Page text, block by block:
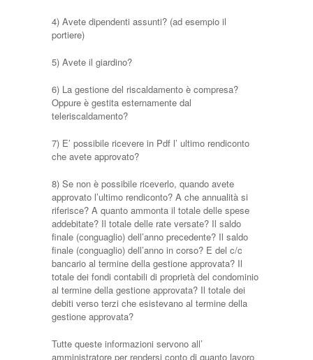
4) Avete dipendenti assunti? (ad esempio il
portiere)
5) Avete il giardino?
6) La gestione del riscaldamento è compresa?
Oppure è gestita esternamente dal
teleriscaldamento?
7) E’ possibile ricevere in Pdf l’ ultimo rendiconto
che avete approvato?
8) Se non è possibile riceverlo, quando avete
approvato l’ultimo rendiconto? A che annualità si
riferisce? A quanto ammonta il totale delle spese
addebitate? Il totale delle rate versate? Il saldo
finale (conguaglio) dell’anno precedente? Il saldo
finale (conguaglio) dell’anno in corso? E del c/c
bancario al termine della gestione approvata? Il
totale dei fondi contabili di proprietà del condominio
al termine della gestione approvata? Il totale dei
debiti verso terzi che esistevano al termine della
gestione approvata?
Tutte queste informazioni servono all’
amministratore per rendersi conto di quanto lavoro